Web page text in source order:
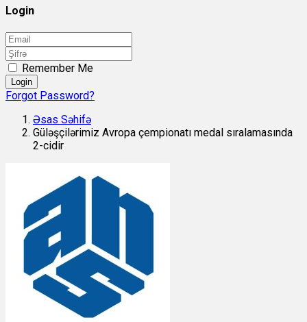
Login
Remember Me
Login
Forgot Password?
Əsas Səhifə
Güləşçilərimiz Avropa çempionatı medal sıralamasında
2-cidir